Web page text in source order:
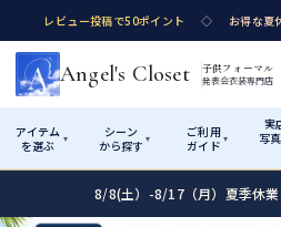
レビュー投稿で50ポイント ◇ お得な夏
Angel's Closet 子供フォーマ
発表会衣装専門店
アイテム
を選ぶ
▾
シーン
から探す ▾
ご利用
ガイド ▾
実
写
Shop by Category
Shop by Occasion
How It Works
Visit Us8/8(土）-8/17（月）夏季休業